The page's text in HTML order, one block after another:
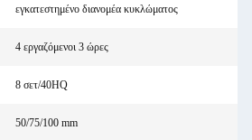
εγκατεστημένο διανομέα κυκλώματος
4 εργαζόμενοι 3 ώρες
8 σετ/40HQ
50/75/100 mm